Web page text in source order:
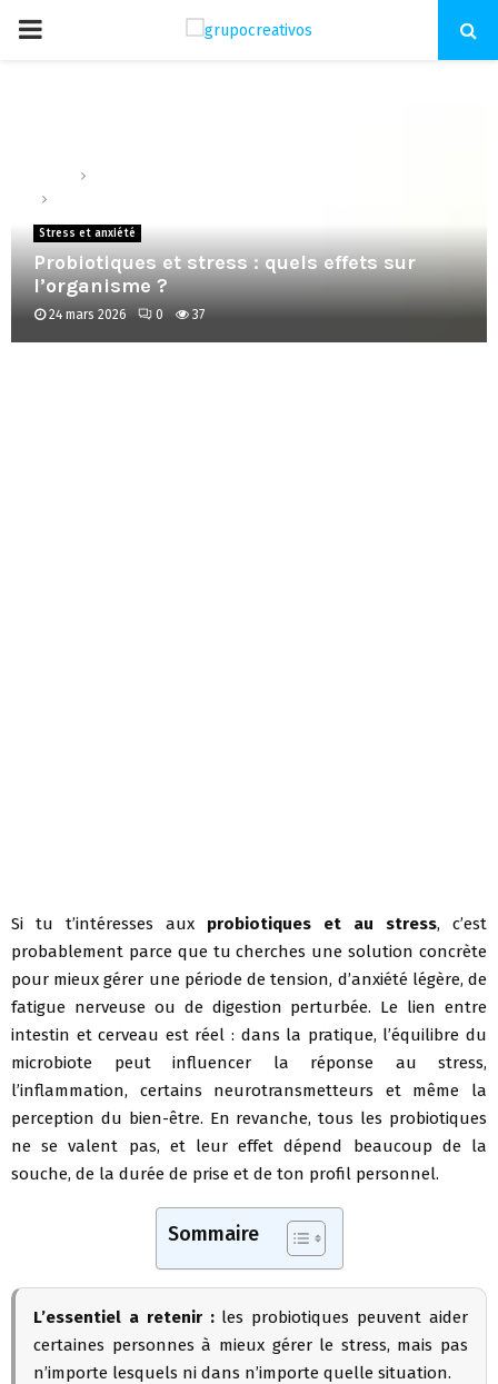
PRIMARY
Stress et anxiété
Probiotiques et stress : quels effets sur
l’organisme ?
24 mars 2026 0 37
Si tu t’intéresses aux probiotiques et au stress, c’est
probablement parce que tu cherches une solution concrète
pour mieux gérer une période de tension, d’anxiété légère, de
fatigue nerveuse ou de digestion perturbée. Le lien entre
intestin et cerveau est réel : dans la pratique, l’équilibre du
microbiote peut influencer la réponse au stress,
l’inflammation, certains neurotransmetteurs et même la
perception du bien-être. En revanche, tous les probiotiques
ne se valent pas, et leur effet dépend beaucoup de la
souche, de la durée de prise et de ton profil personnel.
Sommaire
L’essentiel a retenir :les probiotiques peuvent aider
certaines personnes à mieux gérer le stress, mais pas
n’importe lesquels ni dans n’importe quelle situation.